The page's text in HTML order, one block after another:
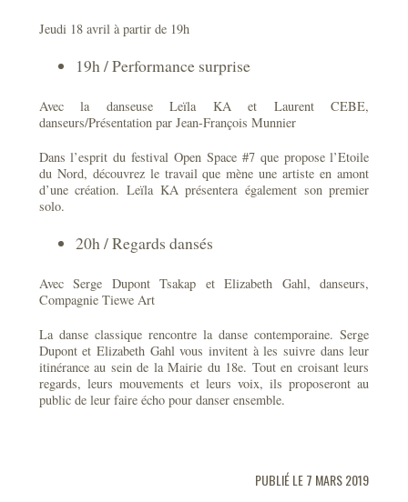
Jeudi 18 avril à partir de 19h
19h / Performance surprise
Avec la danseuse Leïla KA et Laurent CEBE,
danseurs/Présentation par Jean-François Munnier
Dans l’esprit du festival Open Space #7 que propose l’Etoile
du Nord, découvrez le travail que mène une artiste en amont
d’une création. Leïla KA présentera également son premier
solo.
20h / Regards dansés
Avec Serge Dupont Tsakap et Elizabeth Gahl, danseurs,
Compagnie Tiewe Art
La danse classique rencontre la danse contemporaine. Serge
Dupont et Elizabeth Gahl vous invitent à les suivre dans leur
itinérance au sein de la Mairie du 18e. Tout en croisant leurs
regards, leurs mouvements et leurs voix, ils proposeront au
public de leur faire écho pour danser ensemble.
PUBLIÉ LE 7 MARS 2019